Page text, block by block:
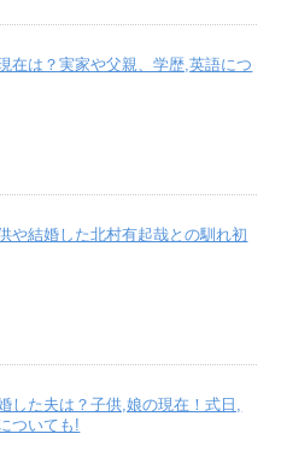
在は？実家や父親、学歴,英語につ
や結婚した北村有起哉との馴れ初
した夫は？子供,娘の現在！式日,
ついても!